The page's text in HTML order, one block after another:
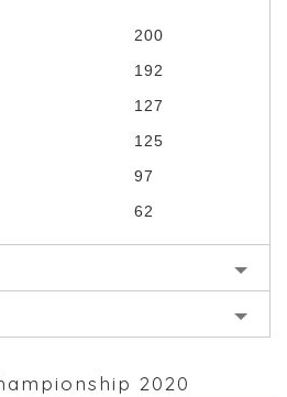
200
192
127
125
97
62
2020